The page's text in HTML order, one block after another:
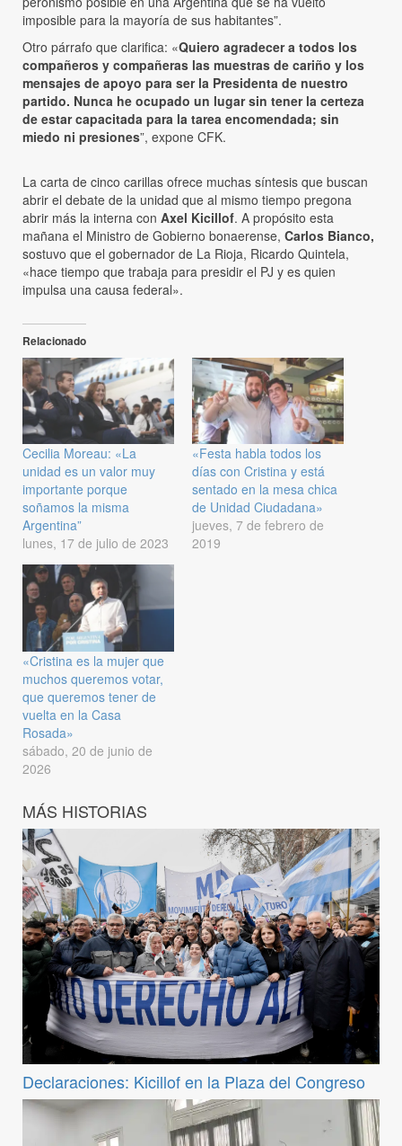
imposible para la mayoría de sus habitantes”.
Otro párrafo que clarifica: «Quiero agradecer a todos los
compañeros y compañeras las muestras de cariño y los
mensajes de apoyo para ser la Presidenta de nuestro
partido. Nunca he ocupado un lugar sin tener la certeza
de estar capacitada para la tarea encomendada; sin
miedo ni presiones”, expone CFK.
La carta de cinco carillas ofrece muchas síntesis que buscan
abrir el debate de la unidad que al mismo tiempo pregona
abrir más la interna con Axel Kicillof. A propósito esta
mañana el Ministro de Gobierno bonaerense, Carlos Bianco,
sostuvo que el gobernador de La Rioja, Ricardo Quintela,
«hace tiempo que trabaja para presidir el PJ y es quien
impulsa una causa federal».
Relacionado
Cecilia Moreau: «La
unidad es un valor muy
importante porque
soñamos la misma
Argentina”
lunes, 17 de julio de 2023
«Festa habla todos los
días con Cristina y está
sentado en la mesa chica
de Unidad Ciudadana»
jueves, 7 de febrero de
2019
«Cristina es la mujer que
muchos queremos votar,
que queremos tener de
vuelta en la Casa
Rosada»
sábado, 20 de junio de
2026
MÁS HISTORIAS
Declaraciones: Kicillof en la Plaza del Congreso